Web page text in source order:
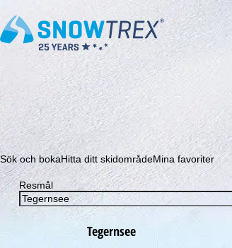
Prenumerera på vårt
Sök och bokaHitta ditt skidområdeMina favoriter
Resmål
Tegernsee